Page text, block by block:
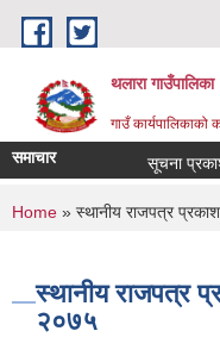
Skip to main content
थलारा गाउँपालिका
गाउँ कार्यपालिकाको
समाचार
You are here
Home » स्थानीय राजपत्र
स्थानीय राजपत्र
२०७५